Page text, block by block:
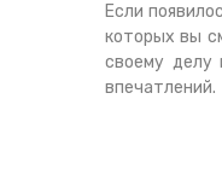
Если
которых вы
своему делу
впечатлений.